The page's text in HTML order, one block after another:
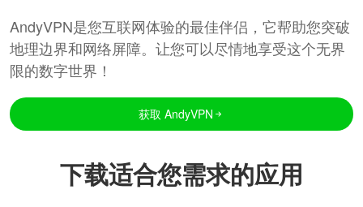
AndyVPN是您互联网体验的最佳伴侣，它帮助您突破
地理边界和网络屏障。让您可以尽情地享受这个无界
限的数字世界！
获取 AndyVPN
下载适合您需求的应用